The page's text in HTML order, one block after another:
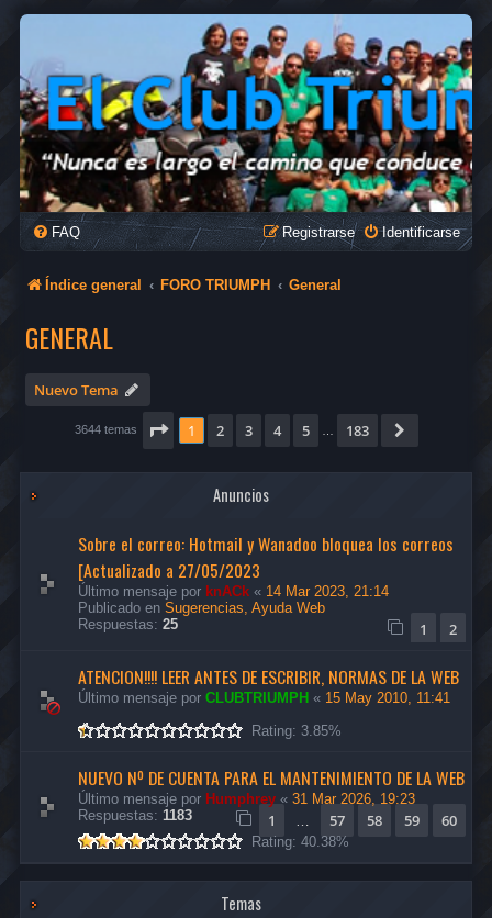
FAQ Identificarse
Registrarse
Índice general FORO TRIUMPH General
GENERAL
Nuevo Tema
3644 temas Página1 de183
1 2 3 4 5 183
Anuncios
Sobre el correo: Hotmail y Wanadoo bloquea los correos
[Actualizado a 27/05/2023
Último mensaje por knACk « 14 Mar 2023, 21:14
Publicado en Sugerencias, Ayuda Web
Respuestas: 25 1 2
ATENCION!!!! LEER ANTES DE ESCRIBIR, NORMAS DE LA WEB
Último mensaje por CLUBTRIUMPH « 15 May 2010, 11:41
Rating: 3.85%
NUEVO Nº DE CUENTA PARA EL MANTENIMIENTO DE LA WEB
Último mensaje por Humphrey « 31 Mar 2026, 19:23
Respuestas: 1183 1 57 58 59 60
Rating: 40.38%
Temas